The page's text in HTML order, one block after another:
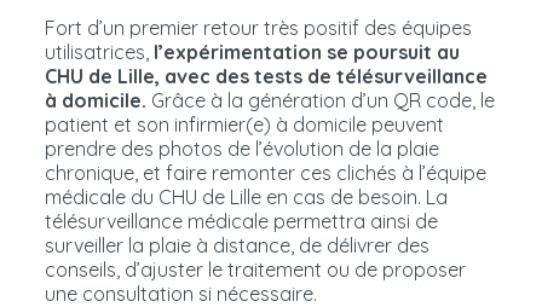
Fort d’un premier retour très positif des équipes
utilisatrices, l’expérimentation se poursuit au
CHU de Lille, avec des tests de télésurveillance
à domicile. Grâce à la génération d’un QR code, le
patient et son infirmier(e) à domicile peuvent
prendre des photos de l’évolution de la plaie
chronique, et faire remonter ces clichés à l’équipe
médicale du CHU de Lille en cas de besoin. La
télésurveillance médicale permettra ainsi de
surveiller la plaie à distance, de délivrer des
conseils, d’ajuster le traitement ou de proposer
une consultation si nécessaire.